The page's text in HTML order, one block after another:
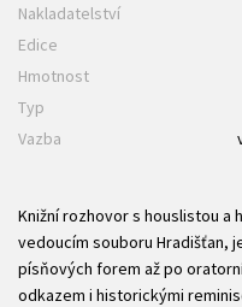
Nakladatelství
Edice
Hmotnost
Typ
Vazba
Knižní rozhovor s houslistou a
vedoucím souboru Hradišťan,
písňových forem až po
odkazem i historickými